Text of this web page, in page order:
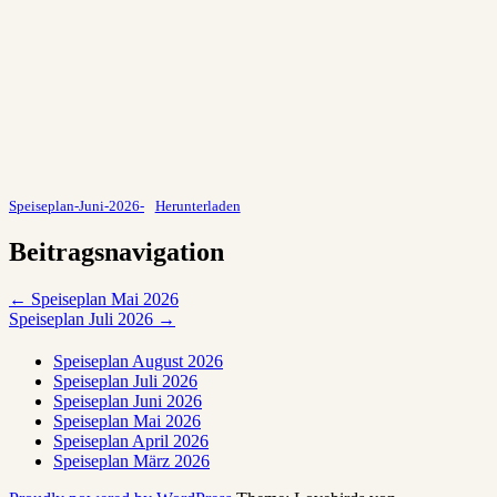
Speiseplan-Juni-2026- Herunterladen
Beitragsnavigation
← Speiseplan Mai 2026
Speiseplan Juli 2026 →
Speiseplan August 2026
Speiseplan Juli 2026
Speiseplan Juni 2026
Speiseplan Mai 2026
Speiseplan April 2026
Speiseplan März 2026